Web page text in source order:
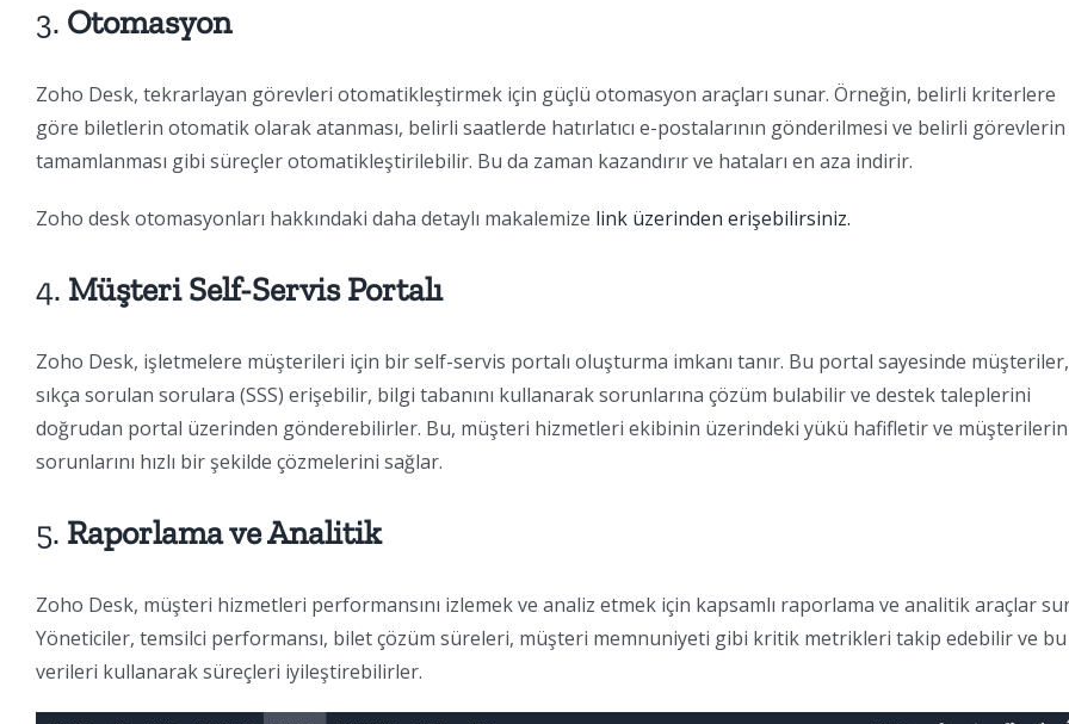
3. Otomasyon
Zoho Desk, tekrarlayan görevleri otomatikleştirmek için güçlü otomasyon araçları sunar. Örneğin, belirli kriterlere
göre biletlerin otomatik olarak atanması, belirli saatlerde hatırlatıcı e-postalarının gönderilmesi ve belirli görevlerin
tamamlanması gibi süreçler otomatikleştirilebilir. Bu da zaman kazandırır ve hataları en aza indirir.
Zoho desk otomasyonları hakkındaki daha detaylı makalemize link üzerinden erişebilirsiniz.
4. Müşteri Self-Servis Portalı
Zoho Desk, işletmelere müşterileri için bir self-servis portalı oluşturma imkanı tanır. Bu portal sayesinde müşteriler,
sıkça sorulan sorulara (SSS) erişebilir, bilgi tabanını kullanarak sorunlarına çözüm bulabilir ve destek taleplerini
doğrudan portal üzerinden gönderebilirler. Bu, müşteri hizmetleri ekibinin üzerindeki yükü hafifletir ve müşterilerin
sorunlarını hızlı bir şekilde çözmelerini sağlar.
5. Raporlama ve Analitik
Zoho Desk, müşteri hizmetleri performansını izlemek ve analiz etmek için kapsamlı raporlama ve analitik araçlar
Yöneticiler, temsilci performansı, bilet çözüm süreleri, müşteri memnuniyeti gibi kritik metrikleri takip edebilir ve bu
verileri kullanarak süreçleri iyileştirebilirler.